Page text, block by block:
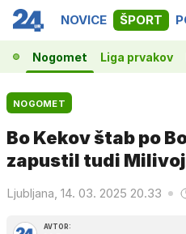
NOVICE ŠPORT
Nogomet Liga prvakov
NOGOMET
Bo Kekov štab po
zapustil tudi
Ljubljana, 14. 03. 2025 20.33
AVTOR: